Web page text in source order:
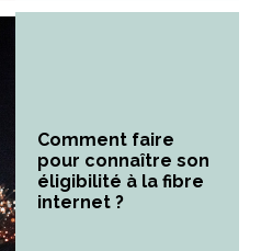
Comment faire
pour connaître son
éligibilité à la fibre
internet ?